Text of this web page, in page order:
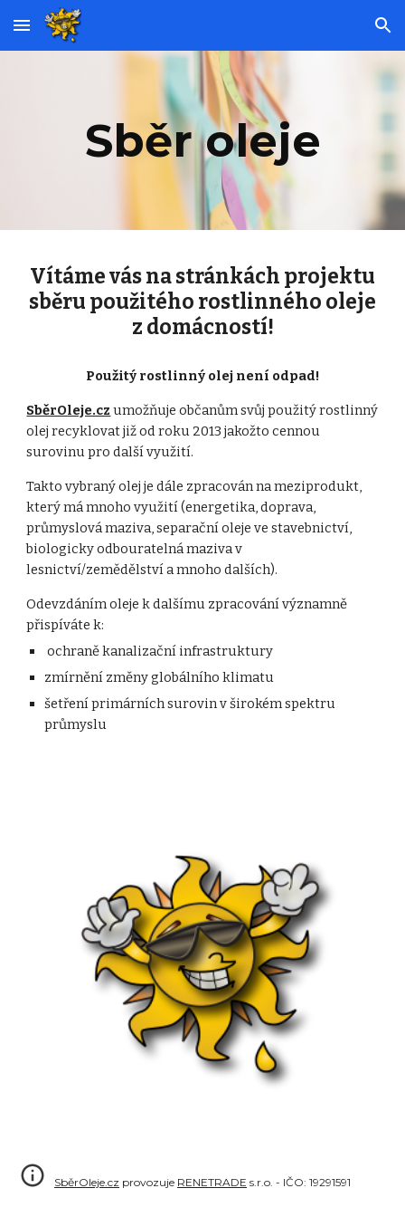
Skip to main content Skip to navigation
Sběr oleje
Vítáme vás na stránkách projektu
sběru použitého rostlinného oleje
z domácností!
Použitý rostlinný olej není odpad!
SběrOleje.cz umožňuje občanům svůj použitý rostlinný
olej recyklovat již od roku 2013 jakožto cennou
surovinu pro další využití.
Takto vybraný olej je dále zpracován na meziprodukt,
který má mnoho využití (energetika, doprava,
průmyslová maziva, separační oleje ve stavebnictví,
biologicky odbouratelná maziva v
lesnictví/zemědělství a mnoho dalších).
Odevzdáním oleje k dalšímu zpracování významně
přispíváte k:
ochraně kanalizační infrastruktury
zmírnění změny globálního klimatu
šetření primárních surovin v širokém spektru
průmyslu
SběrOleje.cz provozuje RENETRADE s.r.o. - IČO: 19291591